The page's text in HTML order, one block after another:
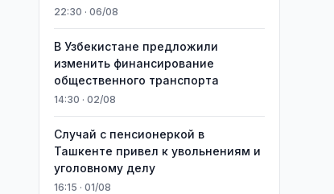
22:30 · 06/08
В Узбекистане предложили
изменить финансирование
общественного транспорта
14:30 · 02/08
Случай с пенсионеркой в
Ташкенте привел к увольнениям и
уголовному делу
16:15 · 01/08